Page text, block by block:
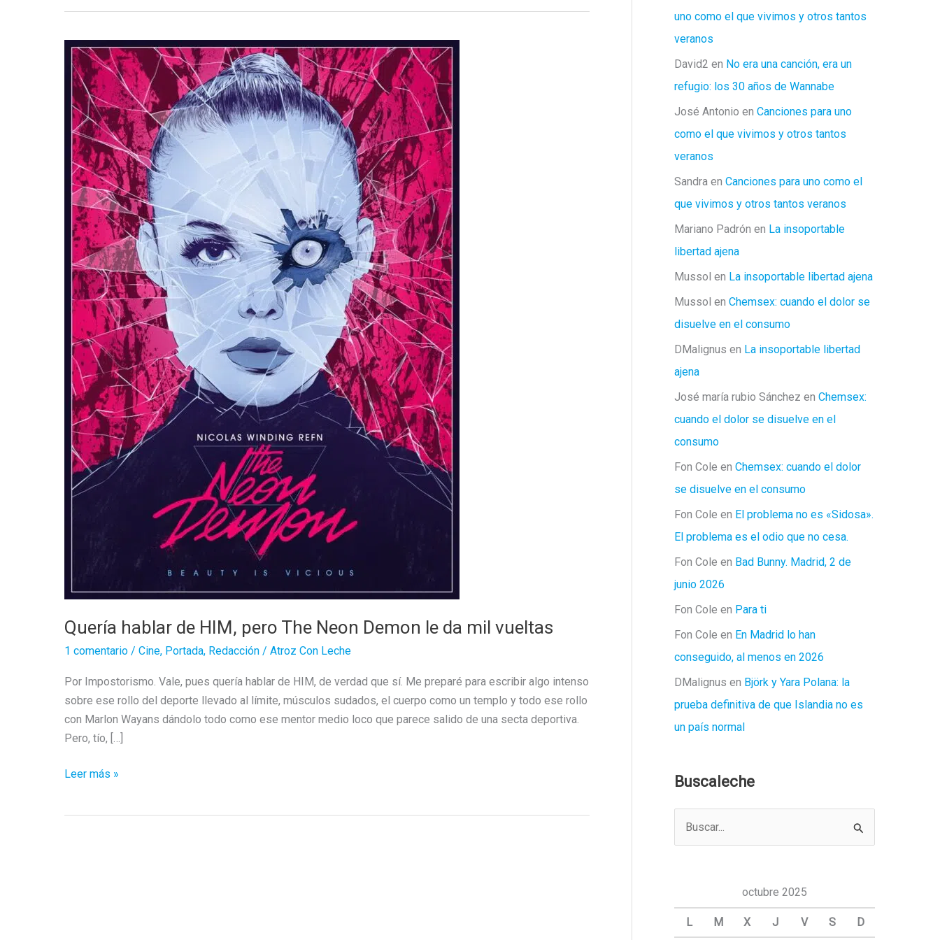
Quería hablar de HIM, pero The Neon Demon le da mil vueltas
1 comentario / Cine, Portada, Redacción / Atroz Con Leche
Por Impostorismo. Vale, pues quería hablar de HIM, de verdad que sí. Me preparé para escribir algo intenso
sobre ese rollo del deporte llevado al límite, músculos sudados, el cuerpo como un templo y todo ese rollo
con Marlon Wayans dándolo todo como ese mentor medio loco que parece salido de una secta deportiva.
Pero, tío, […]
Quería
Leer más »
uno como el que vivimos y otros tantos
veranos
David2 en No era una canción, era un
refugio: los 30 años de Wannabe
José Antonio en Canciones para uno
como el que vivimos y otros tantos
veranos
Sandra en Canciones para uno como el
que vivimos y otros tantos veranos
Mariano Padrón en La insoportable
libertad ajena
Mussol en La insoportable libertad ajena
Mussol en Chemsex: cuando el dolor se
disuelve en el consumo
DMalignus en La insoportable libertad
ajena
José maría rubio Sánchez en Chemsex:
cuando el dolor se disuelve en el
consumo
Fon Cole en Chemsex: cuando el dolor
se disuelve en el consumo
Fon Cole en El problema no es «Sidosa».
El problema es el odio que no cesa.
Fon Cole en Bad Bunny. Madrid, 2 de
junio 2026
Fon Cole en Para ti
Fon Cole en En Madrid lo han
conseguido, al menos en 2026
DMalignus en Björk y Yara Polana: la
prueba definitiva de que Islandia no es
un país normal
Buscaleche
a
octubre 2025
L M X J V S D